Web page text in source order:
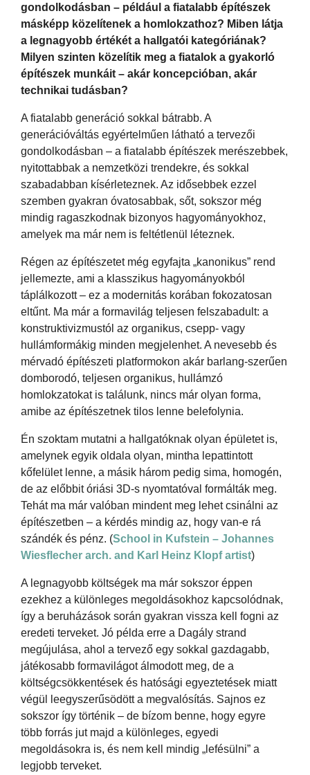
gondolkodásban – például a fiatalabb építészek
másképp közelítenek a homlokzathoz? Miben látja
a legnagyobb értékét a hallgatói kategóriának?
Milyen szinten közelítik meg a fiatalok a gyakorló
építészek munkáit – akár koncepcióban, akár
technikai tudásban?
A fiatalabb generáció sokkal bátrabb. A
generációváltás egyértelműen látható a tervezői
gondolkodásban – a fiatalabb építészek merészebbek,
nyitottabbak a nemzetközi trendekre, és sokkal
szabadabban kísérleteznek. Az idősebbek ezzel
szemben gyakran óvatosabbak, sőt, sokszor még
mindig ragaszkodnak bizonyos hagyományokhoz,
amelyek ma már nem is feltétlenül léteznek.
Régen az építészetet még egyfajta „kanonikus” rend
jellemezte, ami a klasszikus hagyományokból
táplálkozott – ez a modernitás korában fokozatosan
eltűnt. Ma már a formavilág teljesen felszabadult: a
konstruktivizmustól az organikus, csepp- vagy
hullámformákig minden megjelenhet. A nevesebb és
mérvadó építészeti platformokon akár barlang-szerűen
domborodó, teljesen organikus, hullámzó
homlokzatokat is találunk, nincs már olyan forma,
amibe az építészetnek tilos lenne belefolynia.
Én szoktam mutatni a hallgatóknak olyan épületet is,
amelynek egyik oldala olyan, mintha lepattintott
kőfelület lenne, a másik három pedig sima, homogén,
de az előbbit óriási 3D-s nyomtatóval formálták meg.
Tehát ma már valóban mindent meg lehet csinálni az
építészetben – a kérdés mindig az, hogy van-e rá
szándék és pénz. (School in Kufstein – Johannes
Wiesflecher arch. and Karl Heinz Klopf artist)
A legnagyobb költségek ma már sokszor éppen
ezekhez a különleges megoldásokhoz kapcsolódnak,
így a beruházások során gyakran vissza kell fogni az
eredeti terveket. Jó példa erre a Dagály strand
megújulása, ahol a tervező egy sokkal gazdagabb,
játékosabb formavilágot álmodott meg, de a
költségcsökkentések és hatósági egyeztetések miatt
végül leegyszerűsödött a megvalósítás. Sajnos ez
sokszor így történik – de bízom benne, hogy egyre
több forrás jut majd a különleges, egyedi
megoldásokra is, és nem kell mindig „lefésülni” a
legjobb terveket.